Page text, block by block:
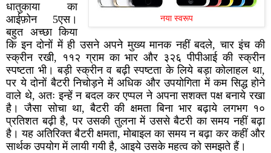
नया स्वरूप
धातुकाया का
आईफ़ोन 5एस।
बहुत अच्छा किया
कि इन दोनों में ही उसने अपने मुख्य मानक नहीं बदले, चार इंच की
स्क्रीन रखी, ११२ ग्राम का भार और ३२६ पीपीआई की स्क्रीन
स्पष्टता भी। बड़ी स्क्रीन व बढ़ी स्पष्टता के लिये बड़ा कोलाहल था,
पर ये दोनों बैटरी निचोड़ने में अधिक और उपयोगिता में कम सिद्ध होने
वाले थे, अतः इन्हें न बदल कर एप्पल ने अपना सशक्त पक्ष बनाये रखा
है। जैसा सोचा था, बैटरी की क्षमता बिना भार बढ़ाये लगभग १०
प्रतिशत बढ़ी है, पर उसकी तुलना में उससे बैटरी का समय नहीं बढ़ा
है। यह अतिरिक्त बैटरी क्षमता, मोबाइल का समय न बढ़ा कर कहीं और
सार्थक उपयोग में लायी गयी है, आइये उसके महत्व को समझते हैं।